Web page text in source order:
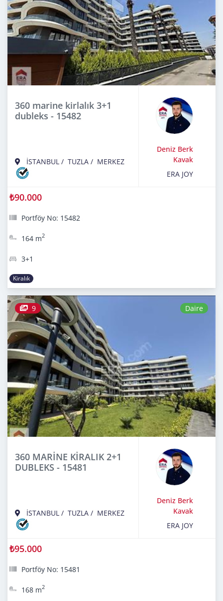
360 marine kirlalık 3+1
dubleks - 15482
İSTANBUL / TUZLA / MERKEZ
Deniz Berk
Kavak
ERA JOY
₺90.000
Portföy No: 15482
164 m2
3+1
Kiralık
9 Daire
360 MARİNE KİRALIK 2+1
DUBLEKS - 15481
İSTANBUL / TUZLA / MERKEZ
Deniz Berk
Kavak
ERA JOY
₺95.000
Portföy No: 15481
168 m2